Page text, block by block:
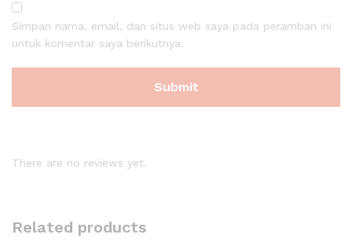
Simpan nama, email, dan situs web saya pada peramban ini
untuk komentar saya berikutnya.
There are no reviews yet.
Related products